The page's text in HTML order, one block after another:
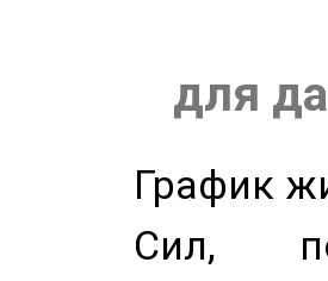
для
График
Сил,